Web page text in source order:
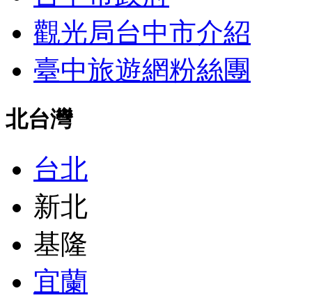
觀光局台中市介紹
臺中旅遊網粉絲團
北台灣
台北
新北
基隆
宜蘭